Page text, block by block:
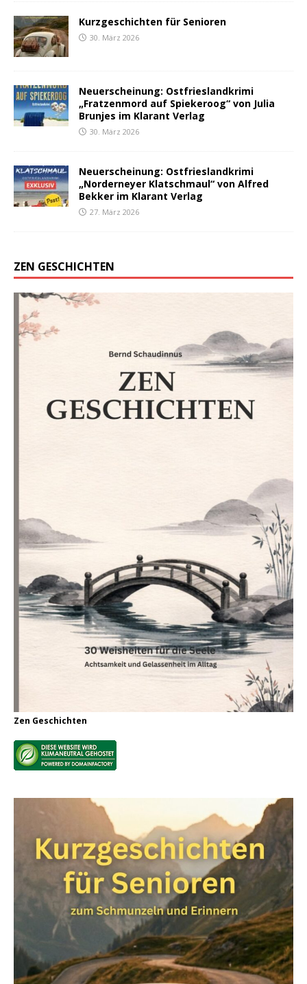
Kurzgeschichten für Senioren
30. März 2026
Neuerscheinung: Ostfrieslandkrimi
„Fratzenmord auf Spiekeroog“ von Julia
Brunjes im Klarant Verlag
30. März 2026
Neuerscheinung: Ostfrieslandkrimi
„Norderneyer Klatschmaul“ von Alfred
Bekker im Klarant Verlag
27. März 2026
ZEN GESCHICHTEN
Zen Geschichten